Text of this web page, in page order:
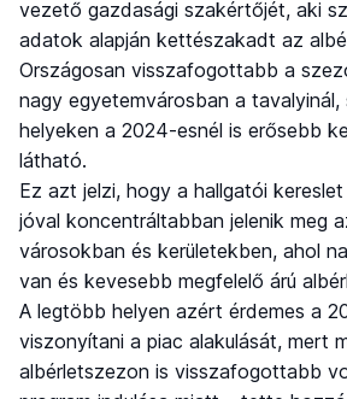
vezető gazdasági szakértőjét, aki
adatok alapján kettészakadt az
Országosan visszafogottabb a
nagy egyetemvárosban a
helyeken a 2024-esnél is erősebb
látható.
Ez azt jelzi, hogy a hallgatói
jóval koncentráltabban jelenik meg
városokban és kerületekben, ahol
van és kevesebb megfelelő árú
A legtöbb helyen azért érdemes a
viszonyítani a piac alakulását, mert
albérletszezon is visszafogottabb